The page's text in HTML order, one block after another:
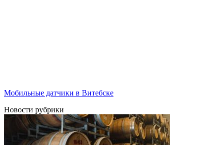
Мобильные датчики в Витебске
Новости рубрики